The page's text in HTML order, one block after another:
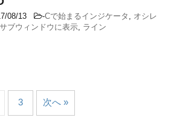
08/13 -Cで始まるインジケータ
オシレ
サブウィンドウに表示 ライン
3 次へ »